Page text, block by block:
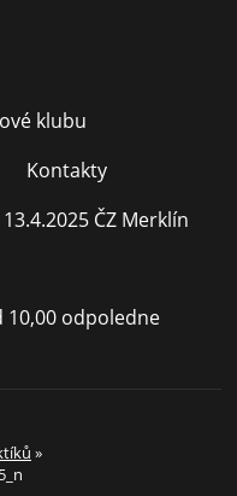
klubu
Kontakty
13.4.2025 ČZ Merklín
10,00 odpoledne
»